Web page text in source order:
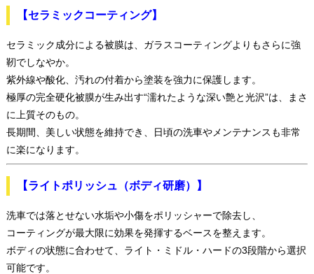
【セラミックコーティング】
セラミック成分による被膜は、ガラスコーティングよりもさらに強
靭でしなやか。
紫外線や酸化、汚れの付着から塗装を強力に保護します。
極厚の完全硬化被膜が生み出す“濡れたような深い艶と光沢”は、まさ
に上質そのもの。
長期間、美しい状態を維持でき、日頃の洗車やメンテナンスも非常
に楽になります。
【ライトポリッシュ（ボディ研磨）】
洗車では落とせない水垢や小傷をポリッシャーで除去し、
コーティングが最大限に効果を発揮するベースを整えます。
ボディの状態に合わせて、ライト・ミドル・ハードの3段階から選択
可能です。